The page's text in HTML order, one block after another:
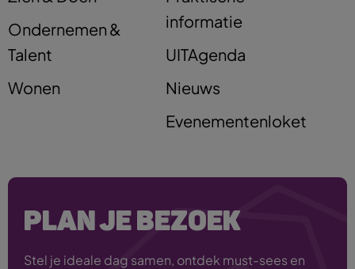
Ondernemen &
Talent
Wonen
informatie
UITAgenda
Nieuws
Evenementenloket
PLAN JE BEZOEK
Stel je ideale dag samen, ontdek must-sees en